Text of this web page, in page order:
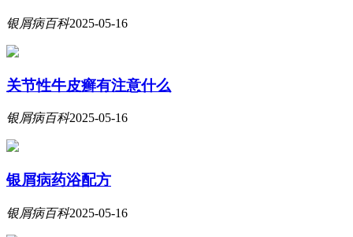
银屑病百科2025-05-16
关节性牛皮癣有注意什么
银屑病百科2025-05-16
银屑病药浴配方
银屑病百科2025-05-16